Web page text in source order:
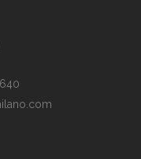
av oss ty til billige